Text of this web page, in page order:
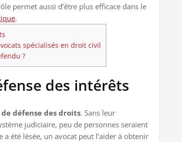
permet aussi d’être plus efficace dans le
.
spécialisés en droit civil
?
des intérêts
défense des droits. Sans leur
judiciaire, peu de personnes seraient
été lésée, un avocat peut l’aider à obtenir